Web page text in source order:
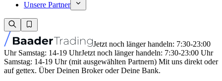
Unsere Partner
Jetzt noch länger handeln: 7:30-23:00
Uhr Samstag: 14-19 UhrJetzt noch länger handeln: 7:30-23:00 Uhr
Samstag: 14-19 Uhr (mit ausgewählten Partnern) Mit uns direkt oder
auf gettex. Über Deinen Broker oder Deine Bank.